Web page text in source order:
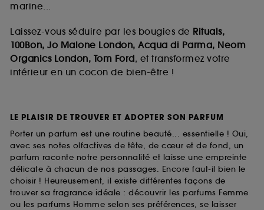
marine...
Laissez-vous séduire par les bougies de Rituals,
100Bon, Jo Malone London, Acqua di Parma, Neom
Organics London, Tom Ford, et transformez votre
intérieur en un cocon de bien-être !
LE PLAISIR DE TROUVER ET ADOPTER SON PARFUM
Porter un parfum est une routine beauté... essentielle ! Oui,
avec ses notes olfactives de tête, de cœur et de fond, un
parfum raconte notre personnalité et laisse une empreinte
délicate à chacun de nos passages. Encore faut-il bien le
choisir ! Heureusement, il existe différentes façons de
trouver sa fragrance idéale : découvrir les parfums Femme
ou les parfums Homme selon ses préférences, se laisser